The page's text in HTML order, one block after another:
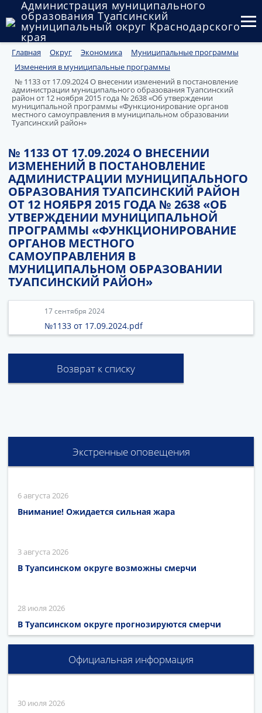
Администрация муниципального
образования Туапсинский
муниципальный округ Краснодарского
края
Округ
Администрация
Муниципальные закупки
Муниципальное имущество
Публичные слушания и общественные обсуждения
Документы
Главная Округ Экономика
Муниципальные программы
Изменения в муниципальные программы
№ 1133 от 17.09.2024 О внесении изменений в постановление
администрации муниципального образования Туапсинский
район от 12 ноября 2015 года № 2638 «Об утверждении
муниципальной программы «Функционирование органов
местного самоуправления в муниципальном образовании
Туапсинский район»
№ 1133 ОТ 17.09.2024 О ВНЕСЕНИИ
ИЗМЕНЕНИЙ В ПОСТАНОВЛЕНИЕ
АДМИНИСТРАЦИИ МУНИЦИПАЛЬНОГО
ОБРАЗОВАНИЯ ТУАПСИНСКИЙ РАЙОН
ОТ 12 НОЯБРЯ 2015 ГОДА № 2638 «ОБ
УТВЕРЖДЕНИИ МУНИЦИПАЛЬНОЙ
ПРОГРАММЫ «ФУНКЦИОНИРОВАНИЕ
ОРГАНОВ МЕСТНОГО
САМОУПРАВЛЕНИЯ В
МУНИЦИПАЛЬНОМ ОБРАЗОВАНИИ
ТУАПСИНСКИЙ РАЙОН»
17 сентября 2024
№1133 от 17.09.2024.pdf
Возврат к списку
Экстренные оповещения
6 августа 2026
Внимание! Ожидается сильная жара
3 августа 2026
В Туапсинском округе возможны смерчи
28 июля 2026
В Туапсинском округе прогнозируются смерчи
Официальная информация
30 июля 2026